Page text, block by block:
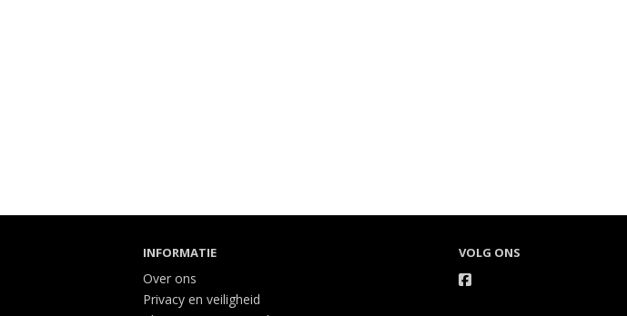
INFORMATIE
Over ons
Privacy en veiligheid
VOLG ONS